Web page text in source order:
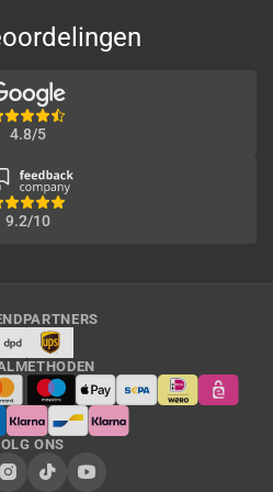
4.8/5
9.2/10
ONS